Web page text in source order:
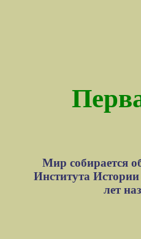
Мир собирается
Института
лет